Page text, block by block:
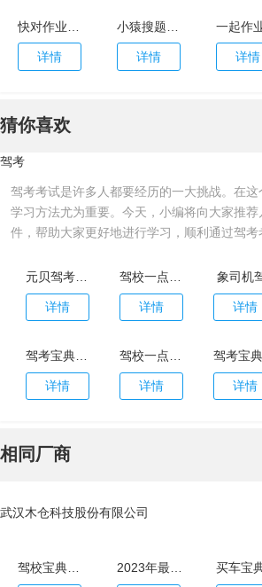
详情 详情 详情
猜你喜欢
驾考
驾考考试是许多人都要经历的一大挑战。在
学习方法尤为重要。今天，小编将向大家推
件，帮助大家更好地进行学习，顺利通过驾考
能，可以让用户更加轻松地掌握驾考知识和技
免费下载使用吧！
详情 详情
象司机
详情
详情 详情 详情
相同厂商
武汉木仓科技股份有限公司
驾校宝典最新版2023 2023年最新版驾考宝典